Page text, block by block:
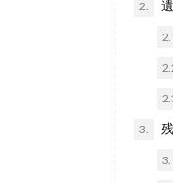
2.
3.